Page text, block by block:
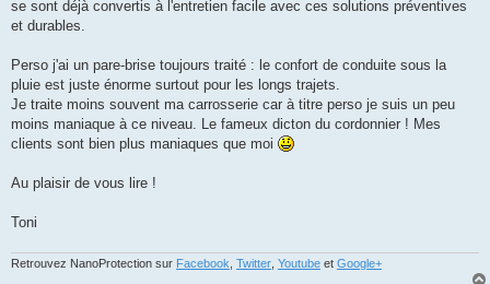
se sont déjà convertis à l'entretien facile avec ces solutions préventives
et durables.
Perso j'ai un pare-brise toujours traité : le confort de conduite sous la
pluie est juste énorme surtout pour les longs trajets.
Je traite moins souvent ma carrosserie car à titre perso je suis un peu
moins maniaque à ce niveau. Le fameux dicton du cordonnier ! Mes
clients sont bien plus maniaques que moi
Au plaisir de vous lire !
Toni
Retrouvez NanoProtection sur Facebook Twitter Youtube et Google+